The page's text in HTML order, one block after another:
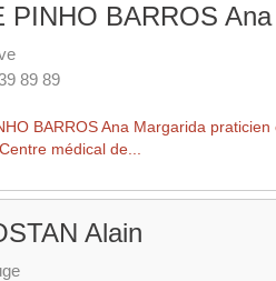
PINHO BARROS
89 89
BARROS Ana Margarida
médical de...
Alain